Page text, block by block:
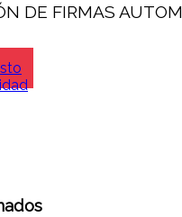
DE FIRMAS